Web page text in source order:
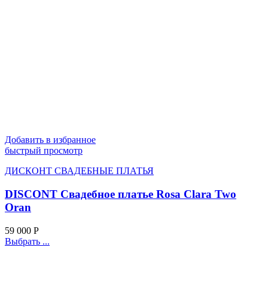
Добавить в избранное
быстрый просмотр
ДИСКОНТ СВАДЕБНЫЕ ПЛАТЬЯ
DISCONT Свадебное платье Rosa Clara Two
Oran
59 000 Р
Выбрать ...